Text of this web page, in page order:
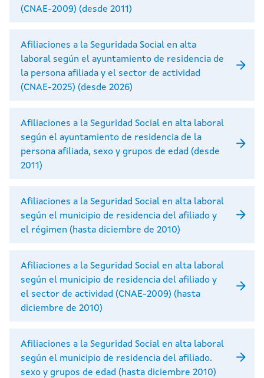
(CNAE-2009) (desde 2011)
Afiliaciones a la Seguridada Social en alta
laboral según el ayuntamiento de residencia de
la persona afiliada y el sector de actividad
(CNAE-2025) (desde 2026)
Afiliaciones a la Seguridad Social en alta laboral
según el ayuntamiento de residencia de la
persona afiliada, sexo y grupos de edad (desde
2011)
Afiliaciones a la Seguridad Social en alta laboral
según el municipio de residencia del afiliado y
el régimen (hasta diciembre de 2010)
Afiliaciones a la Seguridad Social en alta laboral
según el municipio de residencia del afiliado y
el sector de actividad (CNAE-2009) (hasta
diciembre de 2010)
Afiliaciones a la Seguridad Social en alta laboral
según el municipio de residencia del afiliado.
sexo y grupos de edad (hasta diciembre 2010)